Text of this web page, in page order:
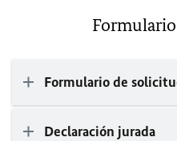
Formulario de
Declaración jurada